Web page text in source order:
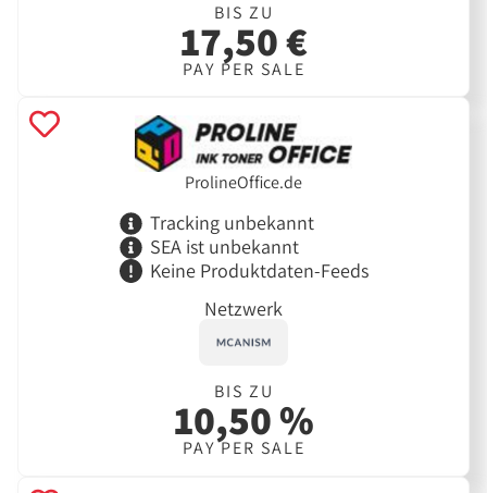
BIS ZU
17,50 €
PAY PER SALE
ProlineOffice.de
Tracking unbekannt
SEA ist unbekannt
Keine Produktdaten-Feeds
Netzwerk
BIS ZU
10,50 %
PAY PER SALE